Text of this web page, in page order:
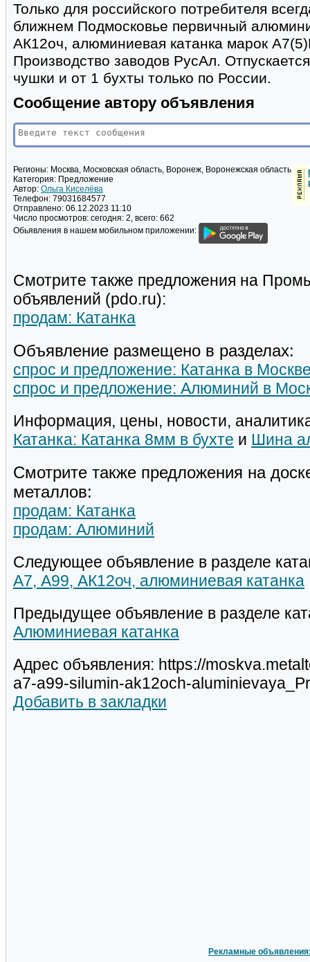
Только для российского потребителя
ближнем Подмосковье первичный
АК12оч, алюминиевая катанка марок
Производство заводов РусАл.
чушки и от 1 бухты только по России.
Сообщение автору объявления
Регионы: Москва, Московская область, Воронеж, Воронежская область
Категория: Предложение
Автор: Ольга Киселёва
Телефон: 79031684577
Отправлено: 06.12.2023 11:10
Число просмотров: сегодня: 2, всего: 662
Обьявления в нашем мобильном приложении:
Смотрите также предложения на
объявлений (pdo.ru):
продам: Катанка
Объявление размещено в разделах:
спрос и предложение: Катанка в
спрос и предложение: Алюминий в
Информация, цены, новости,
Катанка: Катанка 8мм в бухте и Шина
Смотрите также предложения на
металлов:
продам: Катанка
продам: Алюминий
Следующее объявление в разделе
А7, А99, АК12оч, алюминиевая катанка
Предыдущее объявление в разделе
Алюминиевая катанка
Адрес объявления: https://
a7-a99-silumin-ak12och-
Добавить в закладки
Рекламные